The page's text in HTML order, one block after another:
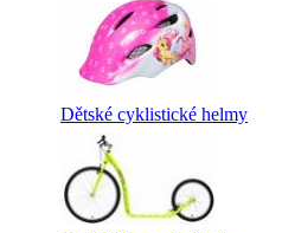
Dětské cyklistické helmy